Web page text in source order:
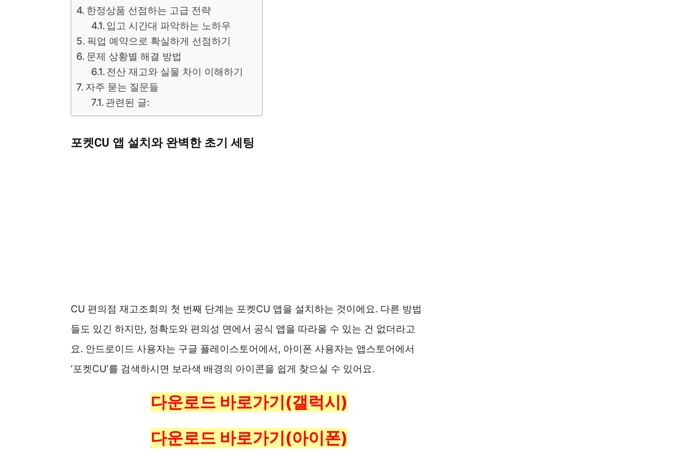
한정상품 선점하는 고급 전략
입고 시간대 파악하는 노하우
픽업 예약으로 확실하게 선점하기
문제 상황별 해결 방법
전산 재고와 실물 차이 이해하기
자주 묻는 질문들
관련된 글:
포켓CU 앱 설치와 완벽한 초기 세팅
CU 편의점 재고조회의 첫 번째 단계는 포켓CU 앱을 설치하는 것이에요. 다른 방법
들도 있긴 하지만, 정확도와 편의성 면에서 공식 앱을 따라올 수 있는 건 없더라고
요. 안드로이드 사용자는 구글 플레이스토어에서, 아이폰 사용자는 앱스토어에서
‘포켓CU’를 검색하시면 보라색 배경의 아이콘을 쉽게 찾으실 수 있어요.
다운로드 바로가기(갤럭시)
다운로드 바로가기(아이폰)